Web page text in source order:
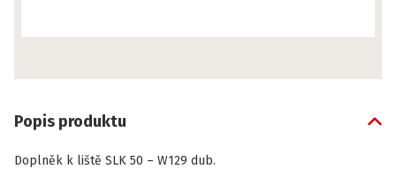
Popis produktu
Doplněk k liště SLK 50 – W129 dub.